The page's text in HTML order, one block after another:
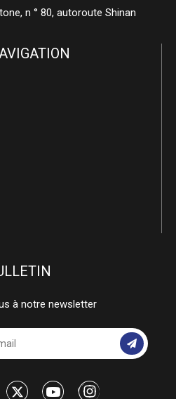
n ° 80, autoroute Shinan
à notre newsletter